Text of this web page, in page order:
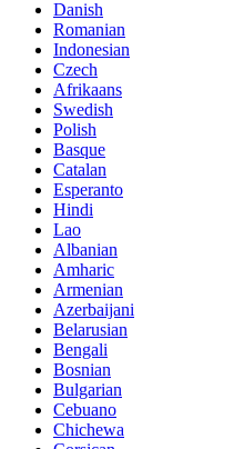
Danish
Romanian
Indonesian
Czech
Afrikaans
Swedish
Polish
Basque
Catalan
Esperanto
Hindi
Lao
Albanian
Amharic
Armenian
Azerbaijani
Belarusian
Bengali
Bosnian
Bulgarian
Cebuano
Chichewa